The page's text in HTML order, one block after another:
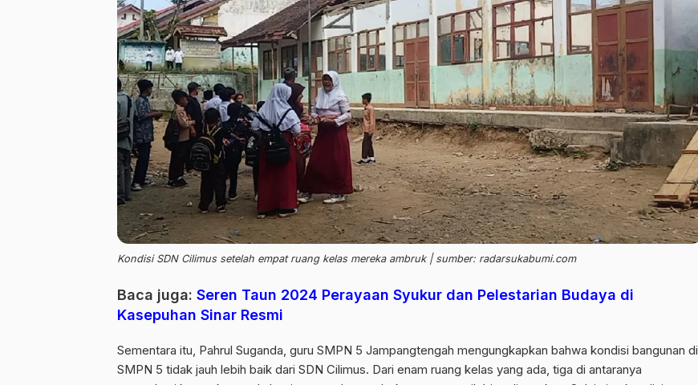
Kondisi SDN Cilimus setelah empat ruang kelas mereka ambruk | sumber: radarsukabumi.com
Baca juga: Seren Taun 2024 Perayaan Syukur dan Pelestarian Budaya di
Kasepuhan Sinar Resmi
Sementara itu, Pahrul Suganda, guru SMPN 5 Jampangtengah mengungkapkan bahwa kondisi bangunan di
SMPN 5 tidak jauh lebih baik dari SDN Cilimus. Dari enam ruang kelas yang ada, tiga di antaranya